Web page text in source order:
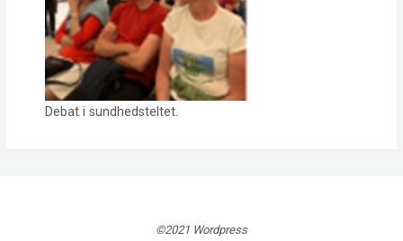
Debat i sundhedsteltet.
©2021 Wordpress